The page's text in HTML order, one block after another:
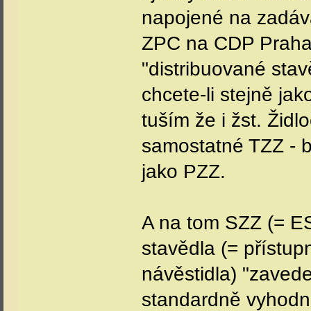
napojené na
ZPC na CDP
"distribuované
chcete-li stejně
tuším že i žst.
samostatné TZZ -
jako PZZ.
A na tom SZZ (=
stavědla (=
návěstidla)
standardně